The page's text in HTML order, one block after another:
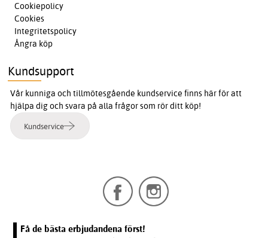
Cookiepolicy
Cookies
Integritetspolicy
Ångra köp
Kundsupport
Vår kunniga och tillmötesgående kundservice finns här för att
hjälpa dig och svara på alla frågor som rör ditt köp!
Kundservice
Få de bästa erbjudandena först!